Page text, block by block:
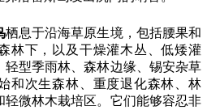
栖息于沿海草原生境，包括腰果和
林下，以及干燥灌木丛、低矮灌
轻型季雨林、森林边缘、锡安杂草
和次生森林、重度退化森林、林
轻微林木栽培区。它们能够容忍非